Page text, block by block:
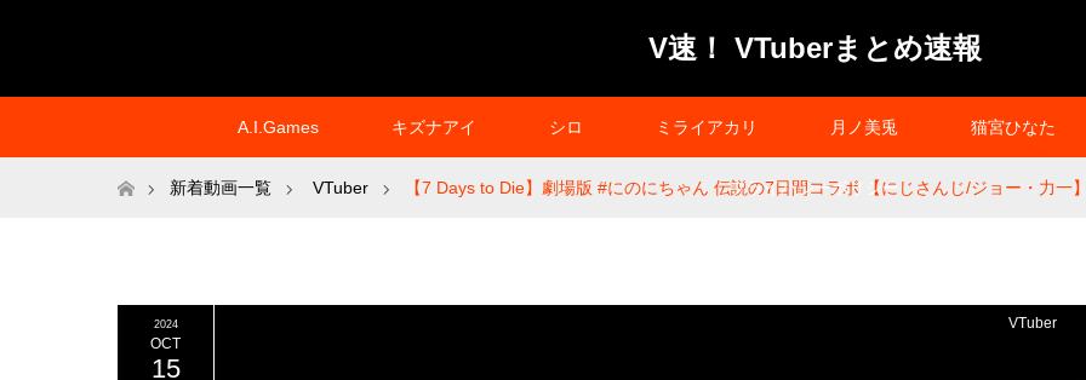
V速！ VTuberまとめ速報
A.I.Games キズナアイ シロ ミライアカリ 月ノ美兎 猫宮ひなた
プライバシーポリシー
ホーム新着動画一覧 VTuber 【7 Days to Die】劇場版 #にのにちゃん 伝説の7日間コラボ 【にじさんじ/ジョー・力一】
2024
OCT
15
VTuber